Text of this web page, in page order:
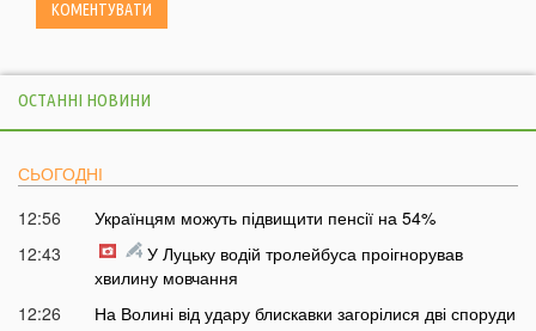
ОСТАННІ НОВИНИ
СЬОГОДНІ
12:56
Українцям можуть підвищити пенсії на 54%
12:43
У Луцьку водій тролейбуса проігнорував
хвилину мовчання
12:26
На Волині від удару блискавки загорілися дві споруди